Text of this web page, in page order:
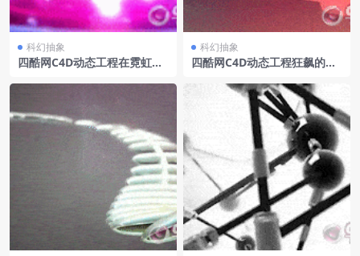
科幻抽象
四酷网C4D动态工程在霓虹光
科幻抽象
四酷网C4D动态工程狂飙的彩